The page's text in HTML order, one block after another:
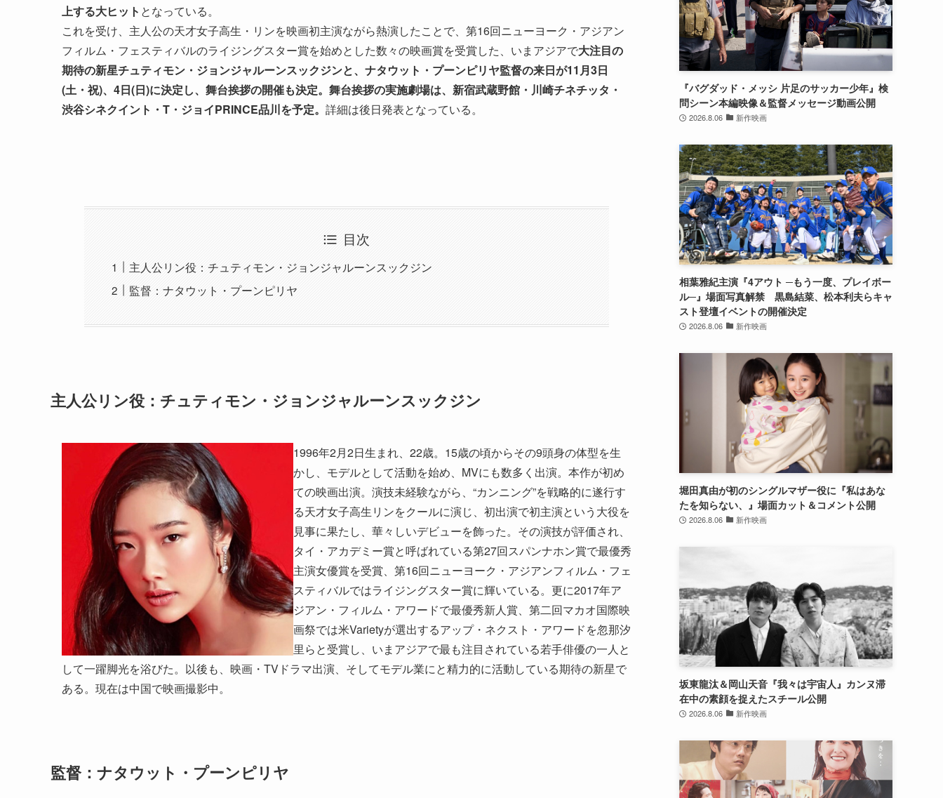
上する大ヒット となっている。
これを受け、主人公の天才女子高生・リンを映画初主演ながら熱演したことで、第16回ニューヨーク・アジアン
フィルム・フェスティバルのライジングスター賞を始めとした数々の映画賞を受賞した、いまアジアで大注目の
期待の新星チュティモン・ジョンジャルーンスックジンと、ナタウット・プーンピリヤ監督の来日が11月3日
(土・祝)、4日(日)に決定し、舞台挨拶の開催も決定。舞台挨拶の実施劇場は、新宿武蔵野館・川崎チネチッタ・
渋谷シネクイント・T・ジョイPRINCE品川を予定。 詳細は後日発表となっている。
目次
主人公リン役：チュティモン・ジョンジャルーンスックジン
監督：ナタウット・プーンピリヤ
主人公リン役：チュティモン・ジョンジャルーンスックジン
1996年2月2日生まれ、22歳。15歳の頃からその9頭身の体型を生
かし、モデルとして活動を始め、MVにも数多く出演。本作が初め
ての映画出演。演技未経験ながら、“カンニング”を戦略的に遂行す
る天才女子高生リンをクールに演じ、初出演で初主演という大役を
見事に果たし、華々しいデビューを飾った。その演技が評価され、
タイ・アカデミー賞と呼ばれている第27回スパンナホン賞で最優秀
主演女優賞を受賞、第16回ニューヨーク・アジアンフィルム・フェ
スティバルではライジングスター賞に輝いている。更に2017年ア
ジアン・フィルム・アワードで最優秀新人賞、第二回マカオ国際映
画祭では米Varietyが選出するアップ・ネクスト・アワードを忽那汐
里らと受賞し、いまアジアで最も注目されている若手俳優の一人と
して一躍脚光を浴びた。以後も、映画・TVドラマ出演、そしてモデル業にと精力的に活動している期待の新星で
ある。現在は中国で映画撮影中。
監督：ナタウット・プーンピリヤ
『バグダッド・メッシ 片足のサッカー少年』検
問シーン本編映像＆監督メッセージ動画公開
2026.8.06 新作映画
相葉雅紀主演『4アウト ─もう一度、プレイボー
ル─』場面写真解禁 黒島結菜、松本利夫らキャ
スト登壇イベントの開催決定
2026.8.06 新作映画
堀田真由が初のシングルマザー役に『私はあな
たを知らない、』場面カット＆コメント公開
2026.8.06 新作映画
坂東龍汰＆岡山天音『我々は宇宙人』カンヌ滞
在中の素顔を捉えたスチール公開
2026.8.06 新作映画